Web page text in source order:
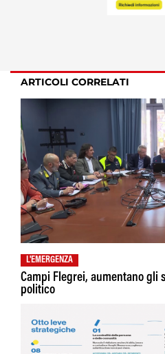
ARTICOLI CORRELATI
L'EMERGENZA
Campi Flegrei, aumentano gli
politico